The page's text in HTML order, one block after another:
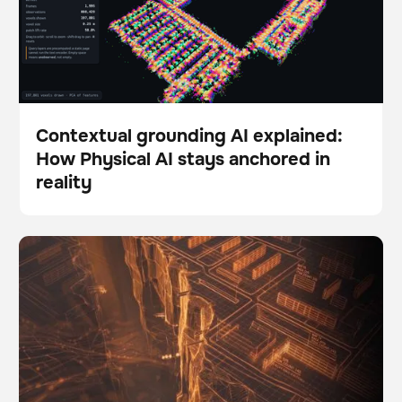
Blog
Contextual grounding AI explained:
How Physical AI stays anchored in
reality
The Autonomy Gap: Why so many robotics pilots fail
to scale
BrainOS